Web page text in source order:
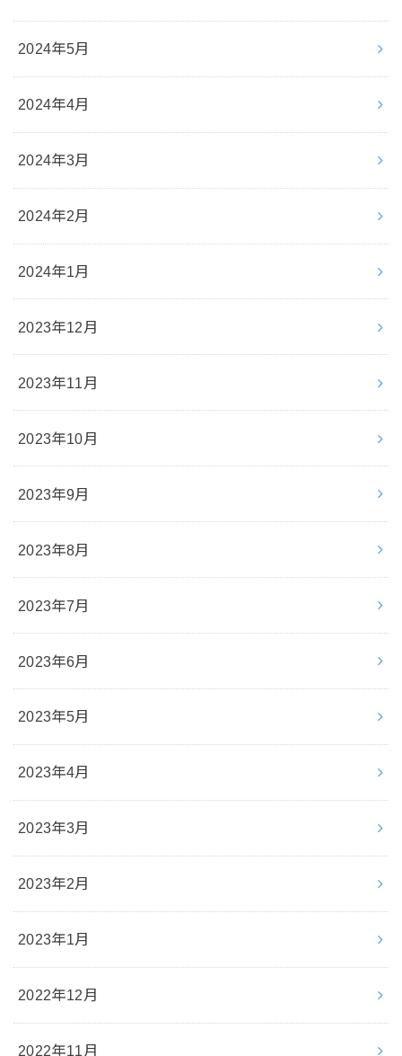
2024年5月
2024年4月
2024年3月
2024年2月
2024年1月
2023年12月
2023年11月
2023年10月
2023年9月
2023年8月
2023年7月
2023年6月
2023年5月
2023年4月
2023年3月
2023年2月
2023年1月
2022年12月
2022年11月